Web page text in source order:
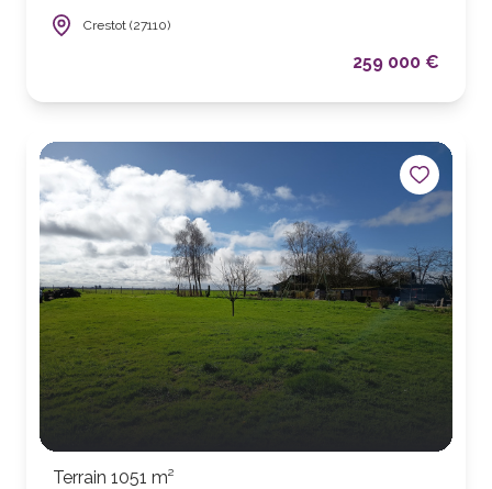
Crestot (27110)
259 000 €
Terrain 1051 m²